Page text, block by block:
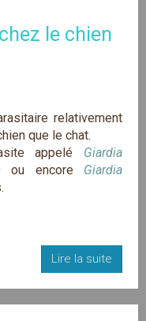
le chien
relativement
que le chat.
appelé Giardia
ou encore Giardia
Lire la suite